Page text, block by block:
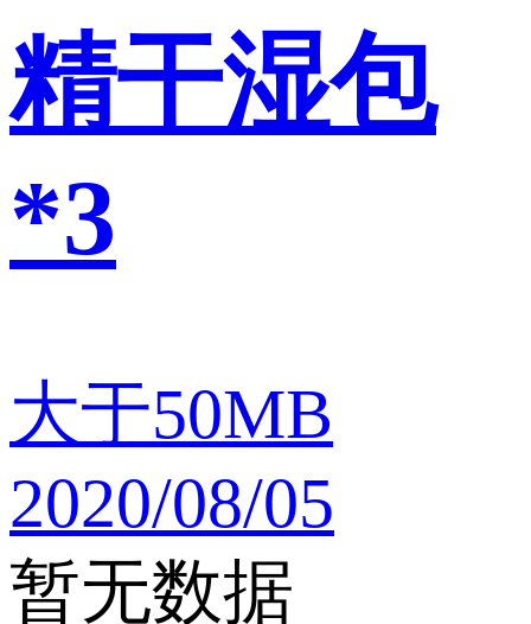
精干湿包
*3
大于50MB
2020/08/05
暂无数据